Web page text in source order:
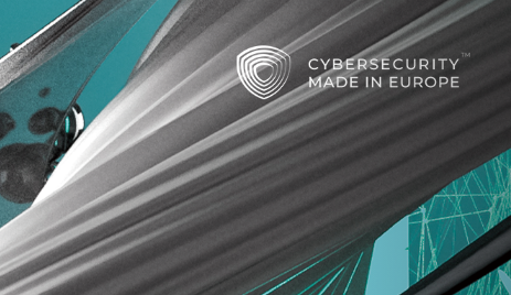
Next
티스토리툴바